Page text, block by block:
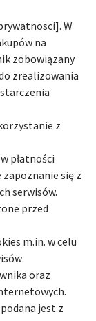
W
na
zobowiązany
zrealizowania
z
płatności
się z
serwisów.
przed
m.in. w celu
oraz
jest z